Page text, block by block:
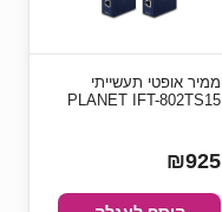
ממיר אופטי תעשייתי
PLANET IFT-802TS15
₪925